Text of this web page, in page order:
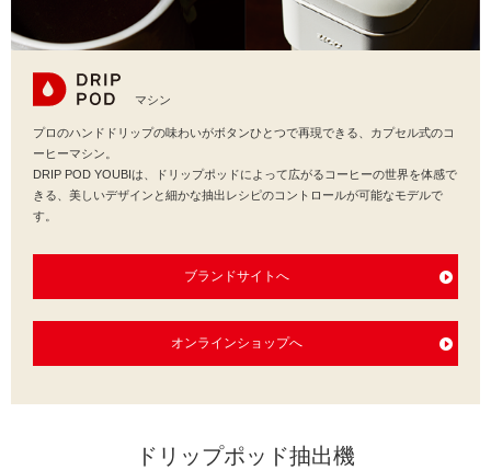
マシン
プロのハンドドリップの味わいがボタンひとつで再現できる、カプセル式のコ
ーヒーマシン。​
DRIP POD YOUBIは、ドリップポッドによって広がるコーヒーの世界を体感で
きる、美しいデザインと細かな抽出レシピのコントロールが可能なモデルで
す。
ブランドサイトへ
オンラインショップへ
ドリップポッド抽出機